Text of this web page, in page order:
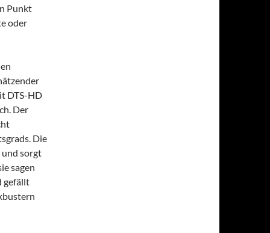
Punkt
oder
DTS-HD
Der
Die
und sorgt
sagen
gefällt